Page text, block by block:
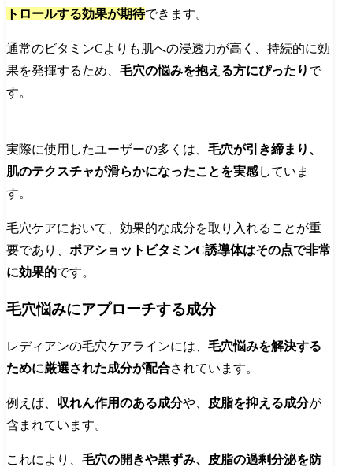
トロールする効果が期待できます。
通常のビタミンCよりも肌への浸透力が高く、持続的に効
果を発揮するため、 毛穴の悩みを抱える方にぴったり で
す。
実際に使用したユーザーの多くは、 毛穴が引き締まり、
肌のテクスチャが滑らかになったことを実感していま
す。
毛穴ケアにおいて、効果的な成分を取り入れることが重
要であり、 ポアショットビタミンC誘導体はその点で非常
に効果的です。
毛穴悩みにアプローチする成分
レディアンの毛穴ケアラインには、 毛穴悩みを解決する
ために厳選された成分が配合されています。
例えば、 収れん作用のある成分や、 皮脂を抑える成分が
含まれています。
これにより、 毛穴の開きや黒ずみ、皮脂の過剰分泌を防